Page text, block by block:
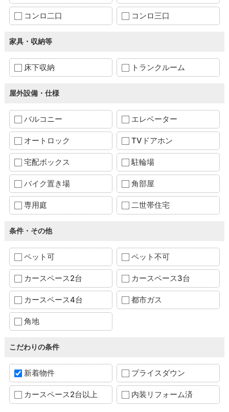
コンロ二口 コンロ三口
家具・収納等
床下収納 トランクルーム
屋外設備・仕様
バルコニー エレベーター
オートロック TVドアホン
宅配ボックス 駐輪場
バイク置き場 角部屋
専用庭 二世帯住宅
条件・その他
ペット可 ペット不可
カースペース2台 カースペース3台
カースペース4台 都市ガス
角地
こだわりの条件
新着物件 プライスダウン
カースペース2台以上 内装リフォーム済